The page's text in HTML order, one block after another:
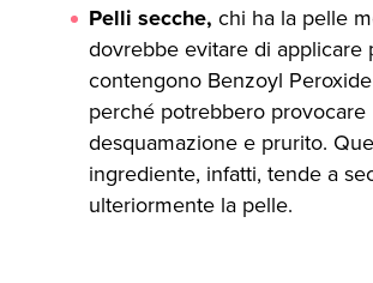
Pelli secche, chi ha la pelle
dovrebbe evitare di applicare
contengono Benzoyl
perché potrebbero provocare
desquamazione e prurito.
ingrediente, infatti, tende a
ulteriormente la pelle.